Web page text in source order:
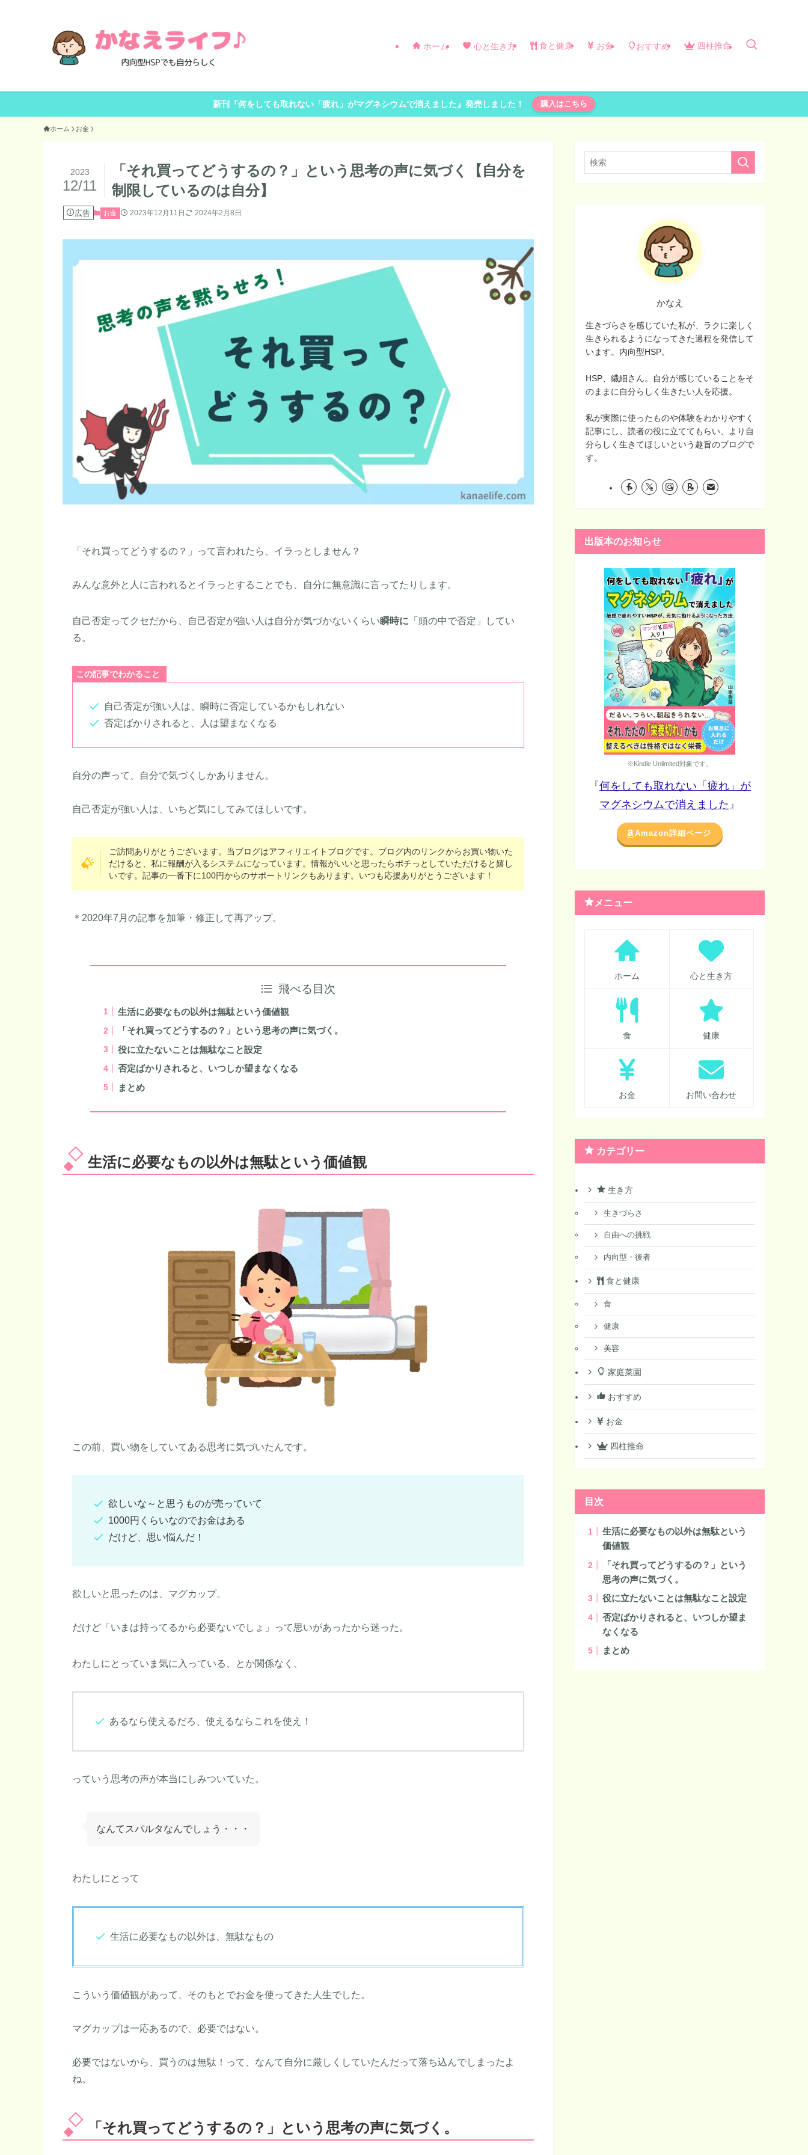
ホーム 心と生き方 食と健康 お金 おすすめ 四柱推命
新刊『何をしても取れない「疲れ」がマグネシウムで消えました』発売しました！ 購入はこちら
ホーム お金
「それ買ってどうするの？」という思考の声に気づく【自分を
制限しているのは自分】
2023
12/11
広告 お金 2023年12月11日 2024年2月8日
「それ買ってどうするの？」って言われたら、イラっとしません？
みんな意外と人に言われるとイラっとすることでも、自分に無意識に言ってたりします。
自己否定ってクセだから、自己否定が強い人は自分が気づかないくらい瞬時に 「頭の中で否定」してい
る。
この記事でわかること
自己否定が強い人は、瞬時に否定しているかもしれない
否定ばかりされると、人は望まなくなる
自分の声って、自分で気づくしかありません。
自己否定が強い人は、いちど気にしてみてほしいです。
ご訪問ありがとうございます。当ブログはアフィリエイトブログです。ブログ内のリンクからお買い物いた
だけると、私に報酬が入るシステムになっています。情報がいいと思ったらポチっとしていただけると嬉し
いです。記事の一番下に100円からのサポートリンクもあります。いつも応援ありがとうございます！
＊2020年7月の記事を加筆・修正して再アップ。
飛べる目次
生活に必要なもの以外は無駄という価値観
「それ買ってどうするの？」という思考の声に気づく。
役に立たないことは無駄なこと設定
否定ばかりされると、いつしか望まなくなる
まとめ
生活に必要なもの以外は無駄という価値観
この前、買い物をしていてある思考に気づいたんです。
欲しいな～と思うものが売っていて
1000円くらいなのでお金はある
だけど、思い悩んだ！
欲しいと思ったのは、マグカップ。
だけど「いまは持ってるから必要ないでしょ」って思いがあったから迷った。
わたしにとっていま気に入っている、とか関係なく、
あるなら使えるだろ、使えるならこれを使え！
っていう思考の声が本当にしみついていた。
なんてスパルタなんでしょう・・・
わたしにとって
生活に必要なもの以外は、無駄なもの
こういう価値観があって、そのもとでお金を使ってきた人生でした。
マグカップは一応あるので、必要ではない。
必要ではないから、買うのは無駄！って、なんて自分に厳しくしていたんだって落ち込んでしまったよ
ね。
「それ買ってどうするの？」という思考の声に気づく。
かなえ
生きづらさを感じていた私が、ラクに楽しく
生きられるようになってきた過程を発信して
います。内向型HSP。
HSP、繊細さん。自分が感じていることをそ
のままに自分らしく生きたい人を応援。
私が実際に使ったものや体験をわかりやすく
記事にし、読者の役に立ててもらい、より自
分らしく生きてほしいという趣旨のブログで
す。
出版本のお知らせ
※Kindle Unlimited対象です。
『何をしても取れない「疲れ」が
マグネシウムで消えました 』
Amazon詳細ページ
メニュー
ホーム 心と生き方
食 健康
お金 お問い合わせ
カテゴリー
生き方
生きづらさ
自由への挑戦
内向型・後者
食と健康
食
健康
美容
家庭菜園
おすすめ
お金
四柱推命
目次
生活に必要なもの以外は無駄という
価値観
「それ買ってどうするの？」という
思考の声に気づく。
役に立たないことは無駄なこと設定
否定ばかりされると、いつしか望ま
なくなる
まとめ